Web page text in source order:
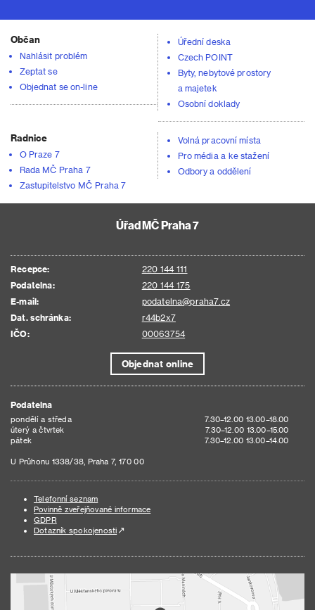
Občan
Nahlásit problém
Zeptat se
Objednat se on-line
Úřední deska
Czech POINT
Byty, nebytové prostory
a majetek
Osobní doklady
Radnice
O Praze 7
Rada MČ Praha 7
Zastupitelstvo MČ Praha 7
Volná pracovní místa
Pro média a ke stažení
Odbory a oddělení
Úřad MČ Praha 7
Recepce:
220 144 111
Podatelna:
220 144 175
E-mail:
podatelna@praha7.cz
Dat. schránka:
r44b2x7
IČO:
00063754
Objednat online
Podatelna
pondělí a středa
7.30–12.00 13.00–18.00
úterý a čtvrtek
7.30–12.00 13.00–15.00
pátek
7.30–12.00 13.00–14.00
U Průhonu 1338/38, Praha 7, 170 00
Telefonní seznam
Povinně zveřejňované informace
GDPR
Dotazník spokojenosti